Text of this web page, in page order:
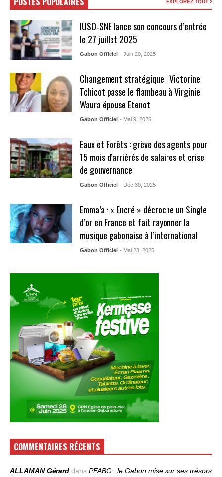
EXPLOREZ TOUT
IUSO‑SNE lance son concours d’entrée
le 27 juillet 2025
Gabon Officiel - Juin 20, 2025
Changement stratégique : Victorine
Tchicot passe le flambeau à Virginie
Waura épouse Etenot
Gabon Officiel - Mai 9, 2025
Eaux et Forêts : grève des agents pour
15 mois d’arriérés de salaires et crise
de gouvernance
Gabon Officiel - Déc 30, 2025
Emma’a : « Encré » décroche un Single
d’or en France et fait rayonner la
musique gabonaise à l’international
Gabon Officiel - Mai 23, 2025
COMMENTAIRES RÉCENTS
ALLAMAN Gérard dans PFABO : le Gabon mise sur ses trésors